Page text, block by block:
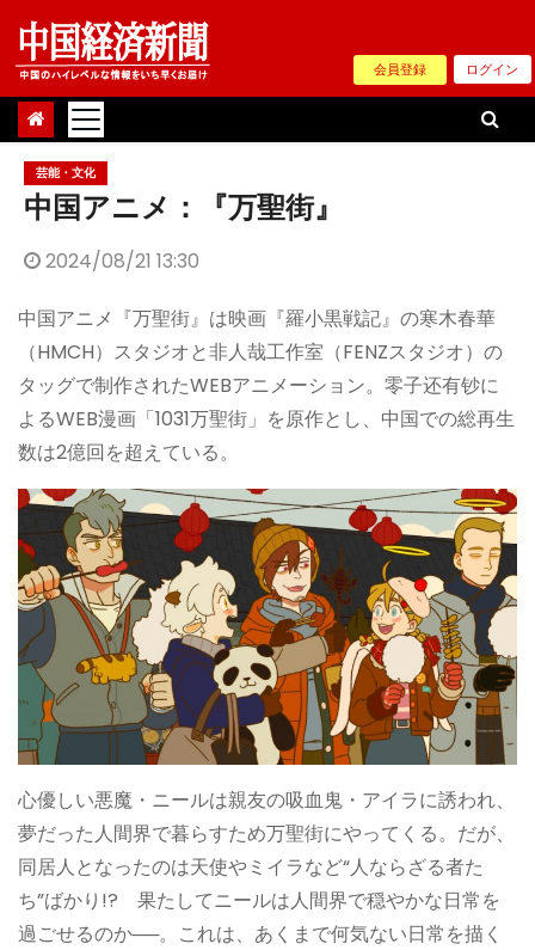
Skip
content
会員登録 ログイン
芸能・文化
中国アニメ：『万聖街』
2024/08/21 13:30
中国アニメ『万聖街』は映画『羅小黒戦記』の寒木春華
（HMCH）スタジオと非人哉工作室（FENZスタジオ）の
タッグで制作されたWEBアニメーション。零子还有钞に
よるWEB漫画「1031万聖街」を原作とし、中国での総再生
数は2億回を超えている。
心優しい悪魔・ニールは親友の吸血鬼・アイラに誘われ、
夢だった人間界で暮らすため万聖街にやってくる。だが、
同居人となったのは天使やミイラなど“人ならざる者た
ち”ばかり!? 果たしてニールは人間界で穏やかな日常を
過ごせるのか──。これは、あくまで何気ない日常を描く